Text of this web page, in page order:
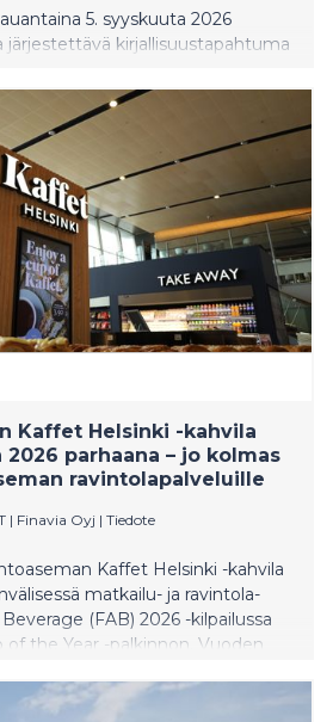
5. syyskuuta 2026
järjestettävä kirjallisuustapahtuma
Kirjaraitin vieraina ovat kirjailijat
Liksom ja Matti Rautaniemi,
ja tietokirjailija Anna Perälä.
Kinon salissa esiintyy Maija
suosituimmista
soolokeikalla. Vilkkumaa
2013 julkaistusta
katolla, joka on saanut uuden
julkaistuna äänikirjana.
Kaffet Helsinki -kahvila
parhaana – jo kolmas
ravintolapalveluille
| Finavia Oyj | Tiedote
Kaffet Helsinki -kahvila
matkailu- ja ravintola-
(FAB) 2026 -kilpailussa
of the Year -palkinnon. Vuoden
jo kolmatta kertaa.